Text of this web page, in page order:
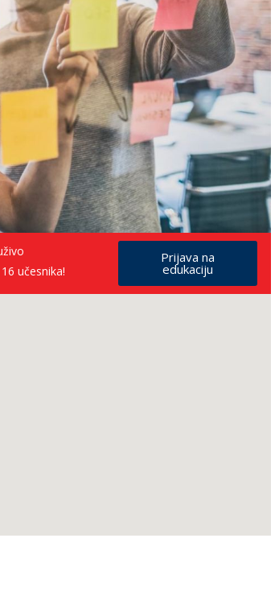
učesnika!
Prijava na
edukaciju